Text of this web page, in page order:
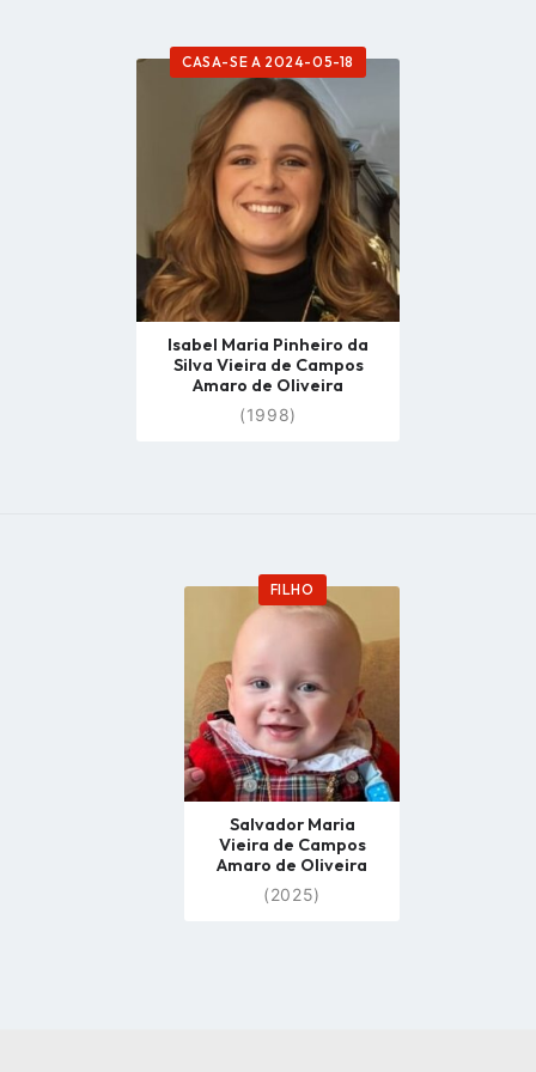
CASA-SE A 2024-05-18
Go
to
profile
page
Isabel Maria Pinheiro da
Silva Vieira de Campos
Amaro de Oliveira
(1998)
FILHO
Go
to
page
Salvador Maria
Vieira de Campos
Amaro de Oliveira
(2025)